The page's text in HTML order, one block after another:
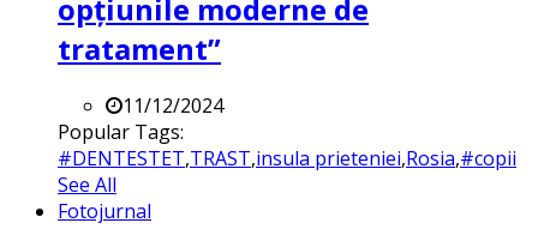
opțiunile moderne de
tratament”
11/12/2024
Popular Tags:
#DENTESTET,TRAST,insula prieteniei,Rosia,#copii
See All
Fotojurnal